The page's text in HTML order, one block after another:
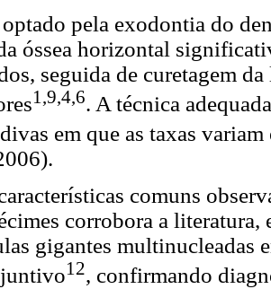
pela exodontia do
óssea horizontal
seguida de curetagem
1,9,4,6. A técnica
em que as taxas
comuns
corrobora a
gigantes multinucleadas
12, confirmando